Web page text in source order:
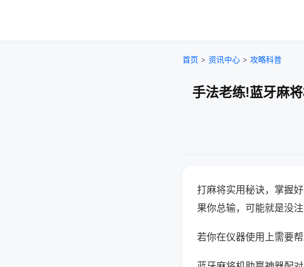
首页 > 资讯中心 > 攻略科普
手法老练!蓝牙麻
打麻将实用秘诀，掌握
果你总输，可能就是没注
若你在仪器使用上需要